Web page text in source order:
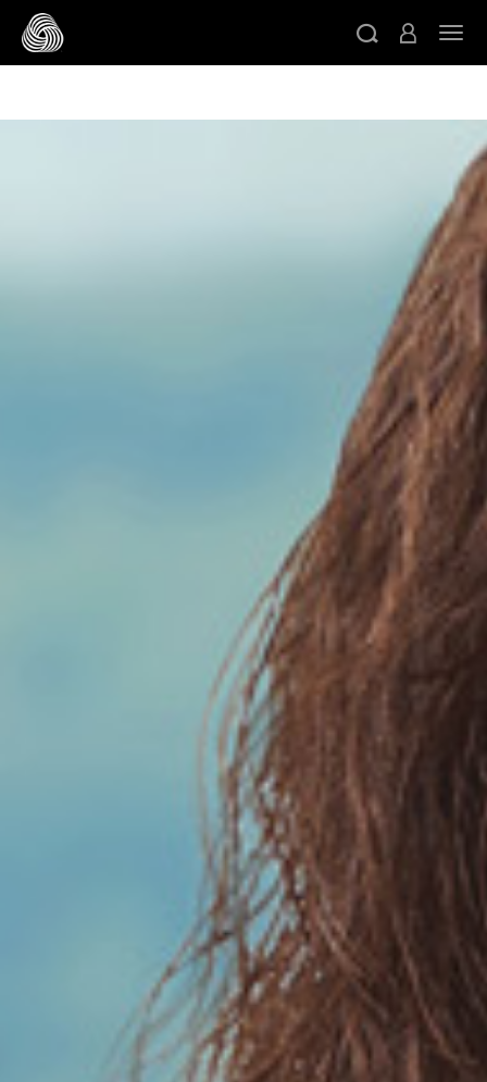
/* Google domain verification */
verification */
/* Facebook domain verification */
スキップする
ト